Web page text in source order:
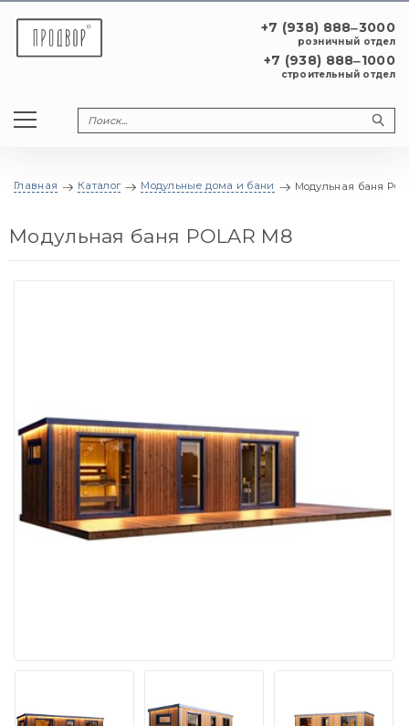
+7 (938) 888‒3000
розничный отдел
+7 (938) 888‒1000
строительный отдел
Главная Каталог Модульные дома и бани Модульная баня
Модульная баня POLAR М8